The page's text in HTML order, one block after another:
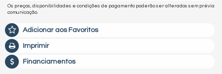
Os preços, disponibilidades e condições de pagamento poderão ser alterados sem prévia
comunicação.
Adicionar aos Favoritos
Imprimir
Financiamentos